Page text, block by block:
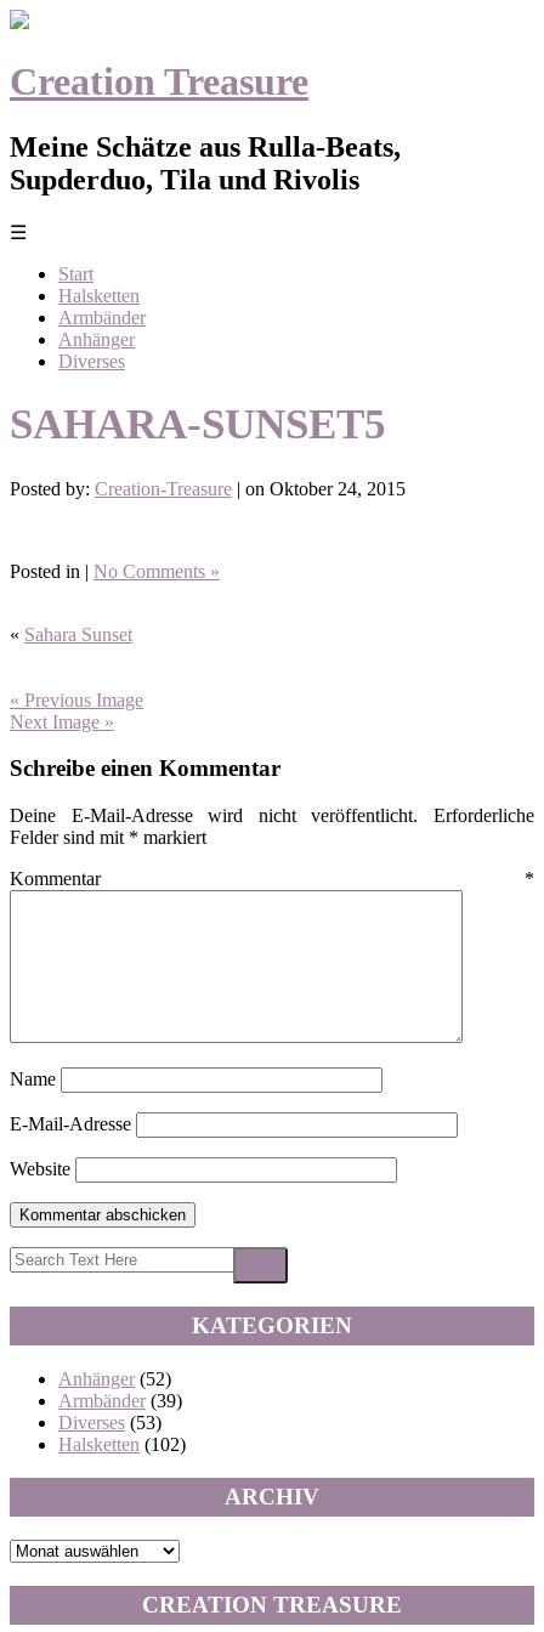
Creation Treasure
Meine Schätze aus Rulla-Beats,
Supderduo, Tila und Rivolis
☰
Start
Halsketten
Armbänder
Anhänger
Diverses
SAHARA-SUNSET5
Posted by: Creation-Treasure | on Oktober 24, 2015
Posted in | No Comments »
« Sahara Sunset
« Previous Image
Next Image »
Schreibe einen Kommentar
Deine E-Mail-Adresse wird nicht veröffentlicht.
Erforderliche
Felder sind mit * markiert
Kommentar *
Name
E-Mail-Adresse
Website
KATEGORIEN
Anhänger (52)
Armbänder (39)
Diverses (53)
Halsketten (102)
ARCHIV
Archiv
CREATION TREASURE